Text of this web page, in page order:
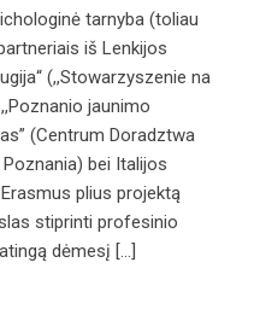
tarnyba (toliau
iš Lenkijos
(,,Stowarzyszenie na
jaunimo
(Centrum Doradztwa
bei Italijos
plius projektą
stiprinti profesinio
dėmesį […]